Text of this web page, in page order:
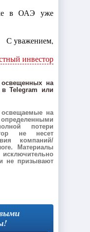
в ОАЭ уже
С уважением,
инвестор
на
Telegram или
освещаемые на
потери
не несет
компаний/
Материалы
не призывают